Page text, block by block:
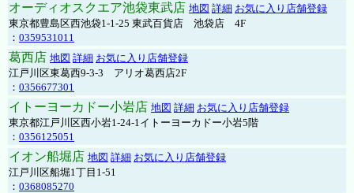
オーディオスクエア池袋東武店 地図 詳細 お気に入り店舗登録
東京都豊島区西池袋1-1-25 東武百貨店 池袋店 4F
： 0359531011
葛西店 地図 詳細 お気に入り店舗登録
江戸川区東葛西9-3-3 アリオ葛西店2F
： 0356677301
イトーヨーカドー小岩店 地図 詳細 お気に入り店舗登録
東京都江戸川区西小岩1-24-1イトーヨーカドー小岩5階
： 0356125051
イオン船堀店 地図 詳細 お気に入り店舗登録
江戸川区船堀1丁目1-51
： 0368085270